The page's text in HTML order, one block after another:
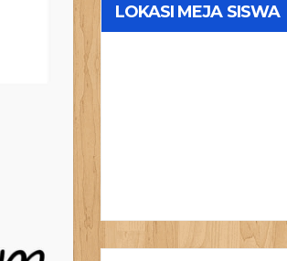
LOKASI MEJA SISWA